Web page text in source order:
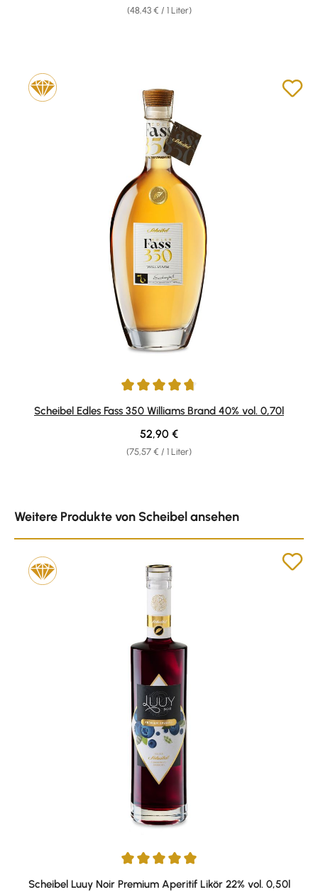
(48,43 € / 1 Liter)
Durchschnittliche Bewertung von 4.71 von 5 Sternen
Scheibel Edles Fass 350 Williams Brand 40% vol. 0,70l
(75,57 € / 1 Liter)
Regulärer Preis:
52,90 €
Weitere Produkte von Scheibel ansehen
Durchschnittliche Bewertung von 5 von 5 Sternen
Scheibel Luuy Noir Premium Aperitif Likör 22% vol. 0,50l